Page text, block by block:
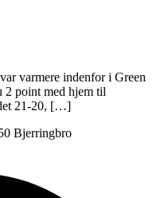
varmere indenfor i Green
2 point med hjem til
21-20, […]
Bjerringbro